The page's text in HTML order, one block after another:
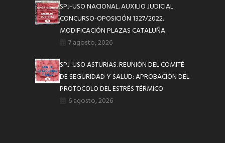
SPJ-USO NACIONAL. AUXILIO JUDICIAL
CONCURSO-OPOSICIÓN 1327/2022.
MODIFICACIÓN PLAZAS CATALUÑA
7 agosto, 2026
SPJ-USO ASTURIAS. REUNIÓN DEL COMITÉ
DE SEGURIDAD Y SALUD: APROBACIÓN DEL
PROTOCOLO DEL ESTRÉS TÉRMICO
6 agosto, 2026